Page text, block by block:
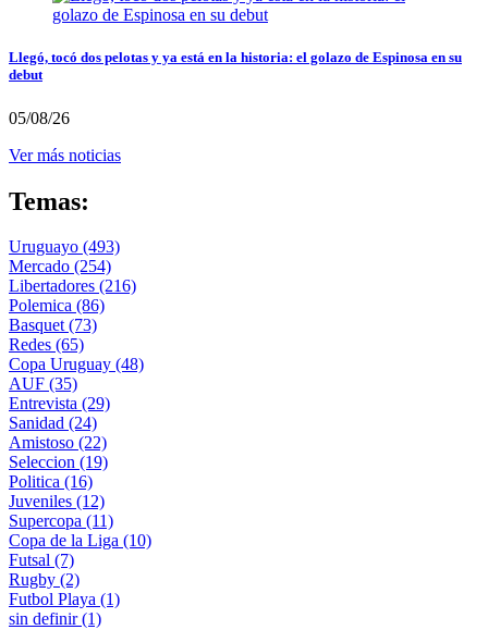
Llegó, tocó dos pelotas y ya está en la historia: el golazo de Espinosa en su
debut
05/08/26
Ver más noticias
Temas:
Uruguayo (493)
Mercado (254)
Libertadores (216)
Polemica (86)
Basquet(73)
Redes (65)
Copa Uruguay (48)
AUF (35)
Entrevista (29)
Sanidad (24)
Amistoso (22)
Seleccion (19)
Politica (16)
Juveniles (12)
Supercopa (11)
Copa de la Liga (10)
Futsal (7)
Rugby (2)
Futbol Playa (1)
sin definir(1)